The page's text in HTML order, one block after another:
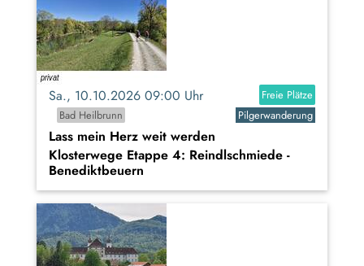
Sa., 10.10.2026 09:00 Uhr
Freie Plätze
Bad Heilbrunn
Pilgerwanderung
Lass mein Herz weit werden
Klosterwege Etappe 4: Reindlschmiede -
Benediktbeuern